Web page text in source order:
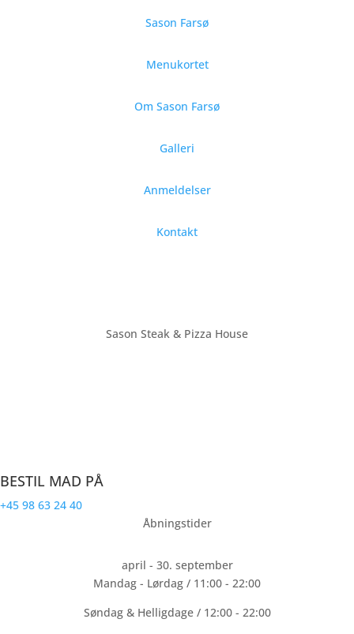
Sason Farsø
Menukortet
Om Sason Farsø
Galleri
Anmeldelser
Kontakt
Sason Steak & Pizza House
BESTIL MAD PÅ
+45 98 63 24 40
Åbningstider
april - 30. september
Mandag - Lørdag / 11:00 - 22:00
Søndag & Helligdage / 12:00 - 22:00